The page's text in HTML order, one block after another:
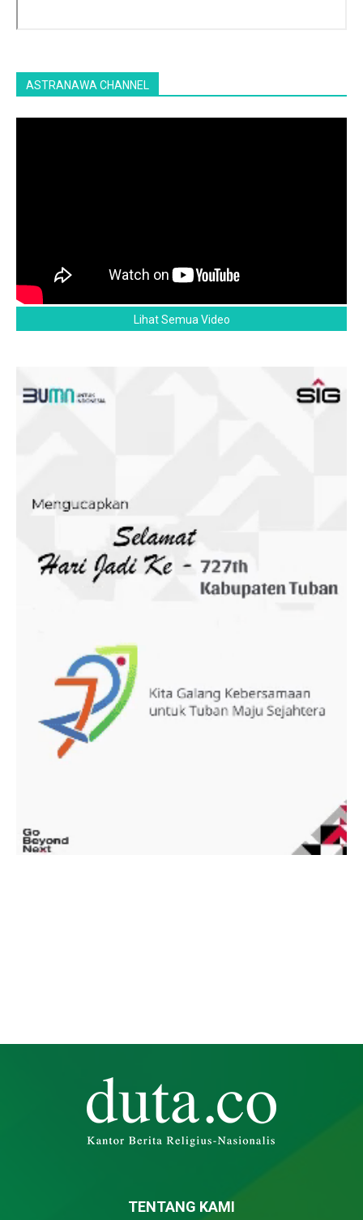
ASTRANAWA CHANNEL
Lihat Semua Video
TENTANG KAMI